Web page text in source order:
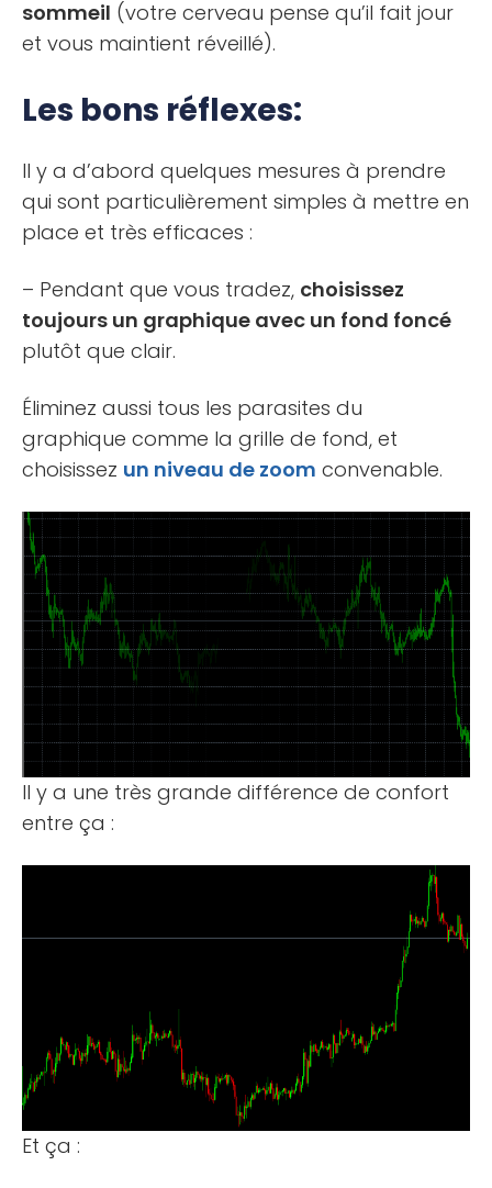
sommeil (votre cerveau pense qu’il fait jour
et vous maintient réveillé).
Les bons réflexes:
Il y a d’abord quelques mesures à prendre
qui sont particulièrement simples à mettre en
place et très efficaces :
– Pendant que vous tradez, choisissez
toujours un graphique avec un fond foncé
plutôt que clair.
Éliminez aussi tous les parasites du
graphique comme la grille de fond, et
choisissez un niveau de zoom convenable.
Il y a une très grande différence de confort
entre ça :
Et ça :